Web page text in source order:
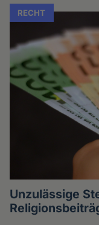
RECHT
Unzulässige